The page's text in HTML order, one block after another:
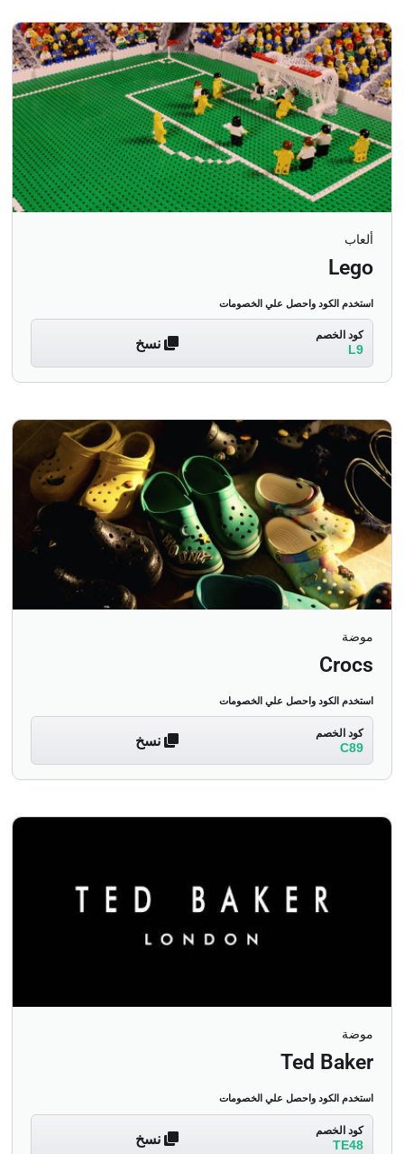
ألعاب
Lego
استخدم الكود واحصل علي الخصومات
كود الخصم
L9
موضة
Crocs
استخدم الكود واحصل علي الخصومات
كود الخصم
C89
موضة
Ted Baker
استخدم الكود واحصل علي الخصومات
كود الخصم
TE48